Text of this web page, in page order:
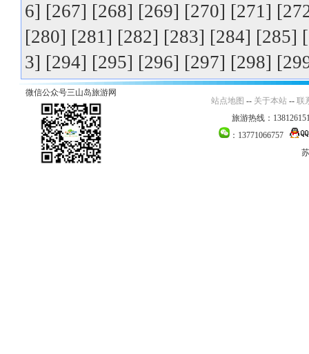
6] [267] [268] [269] [270] [271]
[280] [281] [282] [283] [284] [285]
3] [294] [295] [296] [297] [298]
微信公众号三山岛旅游网
站点地图 -- 关于本站 -- 联
旅游热线：
：13771066757